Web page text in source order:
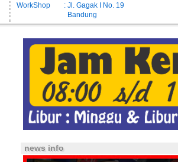
WorkShop
: Jl. Gagak I No. 19
Bandung
news info